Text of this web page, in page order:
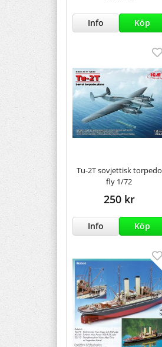
Info Köp
Tu-2T sovjettisk torpedo
fly 1/72
250 kr
Info Köp